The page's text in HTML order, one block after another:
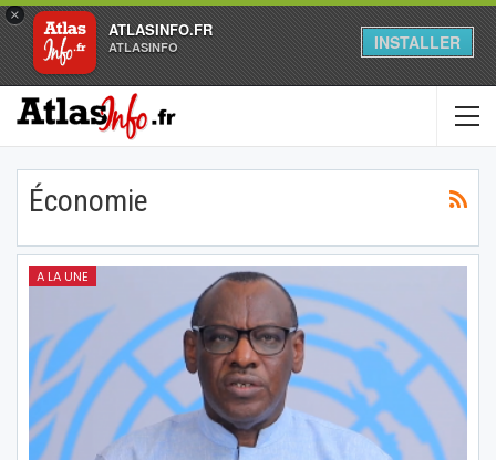
×
ATLASINFO.FR
ATLASINFO INSTALLER
Économie
A LA UNE